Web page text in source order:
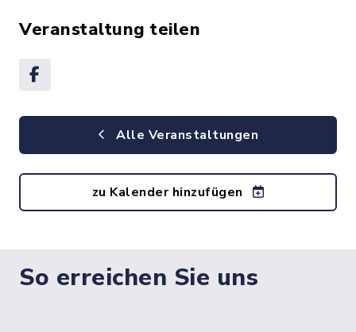
Veranstaltung teilen
Alle Veranstaltungen
zu Kalender hinzufügen
So erreichen Sie uns